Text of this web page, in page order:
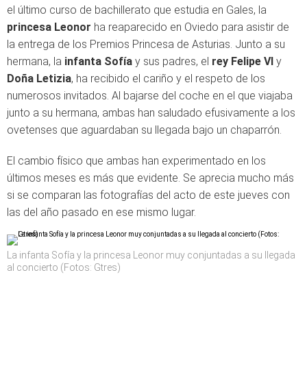
el último curso de bachillerato que estudia en Gales, la
princesa Leonor ha reaparecido en Oviedo para asistir de
la entrega de los Premios Princesa de Asturias. Junto a su
hermana, la infanta Sofía y sus padres, el rey Felipe VI y
Doña Letizia, ha recibido el cariño y el respeto de los
numerosos invitados. Al bajarse del coche en el que viajaba
junto a su hermana, ambas han saludado efusivamente a los
ovetenses que aguardaban su llegada bajo un chaparrón.
El cambio físico que ambas han experimentado en los
últimos meses es más que evidente. Se aprecia mucho más
si se comparan las fotografías del acto de este jueves con
las del año pasado en ese mismo lugar.
La infanta Sofía y la princesa Leonor muy conjuntadas a su llegada
al concierto (Fotos: Gtres)